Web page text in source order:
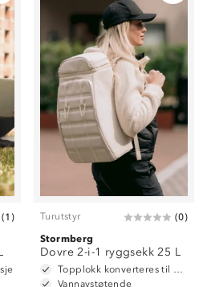
(1 ) Turutstyr (0)
Stormberg
Dovre 2-i-1 ryggsekk 25 L
Topplokk konverteres til hoftebelte
Vannavstøtende